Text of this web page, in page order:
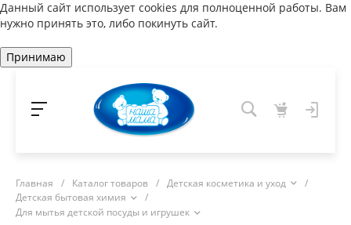
Данный сайт использует cookies для полноценной работы. Вам
нужно принять это, либо покинуть сайт.
Принимаю
Главная / Каталог товаров / Детская косметика и уход
/
Детская бытовая химия
/
Для мытья детской посуды и игрушек